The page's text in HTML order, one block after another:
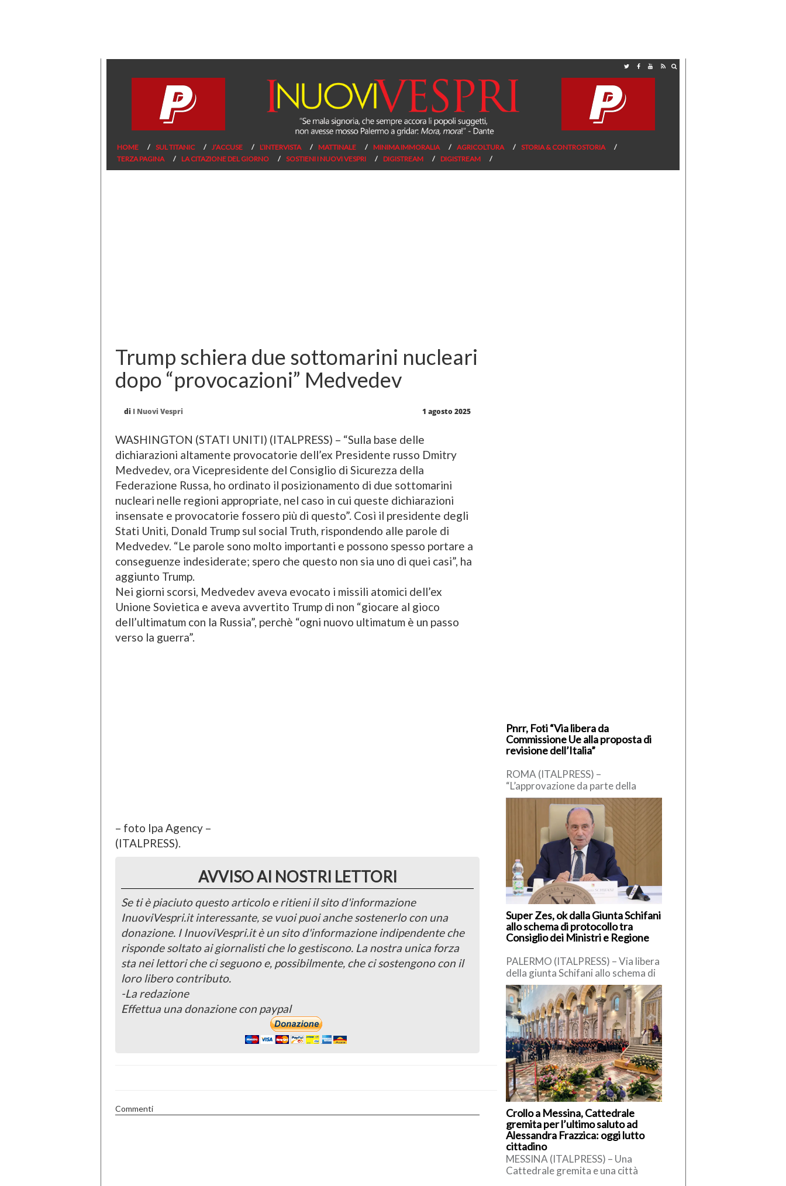
HOME SUL TITANIC J’ACCUSE L’INTERVISTA MATTINALE MINIMA IMMORALIA AGRICOLTURA
STORIA & CONTROSTORIA
TERZA PAGINA
LA CITAZIONE DEL GIORNO SOSTIENI I NUOVI VESPRI DIGISTREAM DIGISTREAM
Trump schiera due sottomarini nucleari
dopo “provocazioni” Medvedev
di I Nuovi Vespri 1 agosto 2025
WASHINGTON (STATI UNITI) (ITALPRESS) – “Sulla base delle
dichiarazioni altamente provocatorie dell’ex Presidente russo Dmitry
Medvedev, ora Vicepresidente del Consiglio di Sicurezza della
Federazione Russa, ho ordinato il posizionamento di due sottomarini
nucleari nelle regioni appropriate, nel caso in cui queste dichiarazioni
insensate e provocatorie fossero più di questo”. Così il presidente degli
Stati Uniti, Donald Trump sul social Truth, rispondendo alle parole di
Medvedev. “Le parole sono molto importanti e possono spesso portare a
conseguenze indesiderate; spero che questo non sia uno di quei casi”, ha
aggiunto Trump.
Nei giorni scorsi, Medvedev aveva evocato i missili atomici dell’ex
Unione Sovietica e aveva avvertito Trump di non “giocare al gioco
dell’ultimatum con la Russia”, perchè “ogni nuovo ultimatum è un passo
verso la guerra”.
– foto Ipa Agency –
(ITALPRESS).
AVVISO AI NOSTRI LETTORI
Se ti è piaciuto questo articolo e ritieni il sito d'informazione
InuoviVespri.it interessante, se vuoi puoi anche sostenerlo con una
donazione. I InuoviVespri.it è un sito d'informazione indipendente che
risponde soltato ai giornalisti che lo gestiscono. La nostra unica forza
sta nei lettori che ci seguono e, possibilmente, che ci sostengono con il
loro libero contributo.
-La redazione
Effettua una donazione con paypal
Commenti
Pnrr, Foti “Via libera da
Commissione Ue alla proposta di
revisione dell’Italia”
ROMA (ITALPRESS) –
“L’approvazione da parte della
Commissione europea della
proposta di revisione del PNRR
consente al Governo di rafforzare
Super Zes, ok dalla Giunta Schifani
allo schema di protocollo tra
Consiglio dei Ministri e Regione
PALERMO (ITALPRESS) – Via libera
della giunta Schifani allo schema di
protocollo tra la Regione Siciliana e
la presidenza del […]
Crollo a Messina, Cattedrale
gremita per l’ultimo saluto ad
Alessandra Frazzica: oggi lutto
cittadino
MESSINA (ITALPRESS) – Una
Cattedrale gremita e una città